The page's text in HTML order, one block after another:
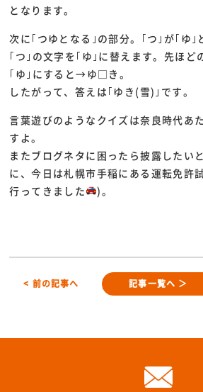
となります。
次に｢つゆとなる｣の部分。｢つ｣が｢ゆ｣
｢つ｣の文字を｢ゆ｣に替えます。先ほ
｢ゆ｣にすると→ゆ□き。
したがって、答えは｢ゆき(雪)｣です。
言葉遊びのようなクイズは奈良時代あ
すよ。
またブログネタに困ったら披露したい
に、今日は札幌市手稲にある運転免許
行ってきました
)。
< 前の記事へ 記事一覧へ ＞